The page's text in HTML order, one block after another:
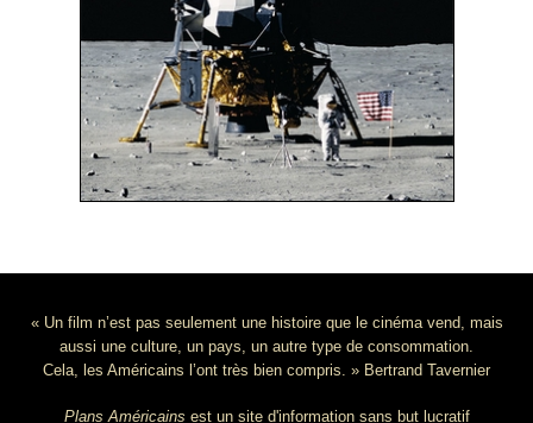
« Un film n’est pas seulement une histoire que le cinéma vend, mais
aussi une culture, un pays, un autre type de consommation.
Cela, les Américains l’ont très bien compris. » Bertrand Tavernier
Plans Américains est un site d'information sans but lucratif